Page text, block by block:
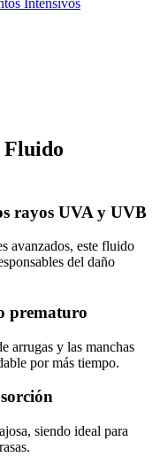
Fluido
rayos UVA y UVB
avanzados, este fluido
del daño
prematuro
arrugas y las manchas
por más tiempo.
siendo ideal para